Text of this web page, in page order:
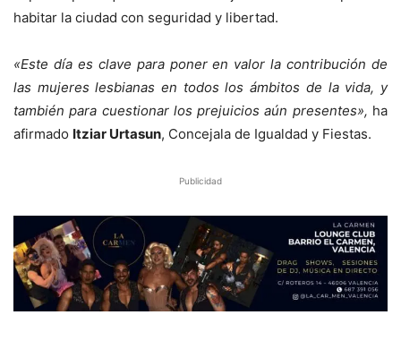
habitar la ciudad con seguridad y libertad.
«Este día es clave para poner en valor la contribución de
las mujeres lesbianas en todos los ámbitos de la vida, y
también para cuestionar los prejuicios aún presentes», ha
afirmado Itziar Urtasun, Concejala de Igualdad y Fiestas.
Publicidad